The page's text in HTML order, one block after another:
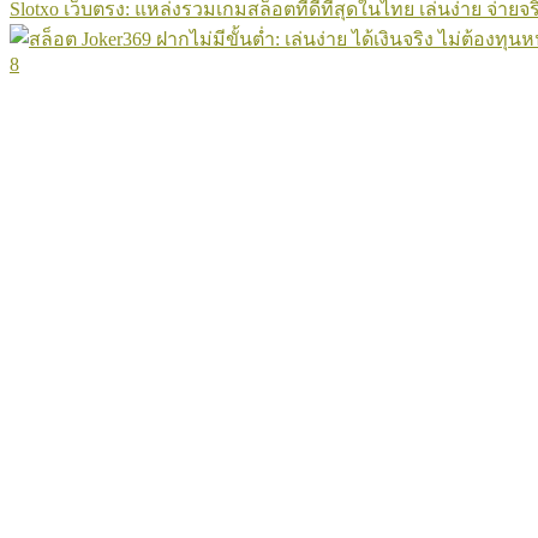
Slotxo เว็บตรง: แหล่งรวมเกมสล็อตที่ดีที่สุดในไทย เล่นง่าย จ่ายจ
8